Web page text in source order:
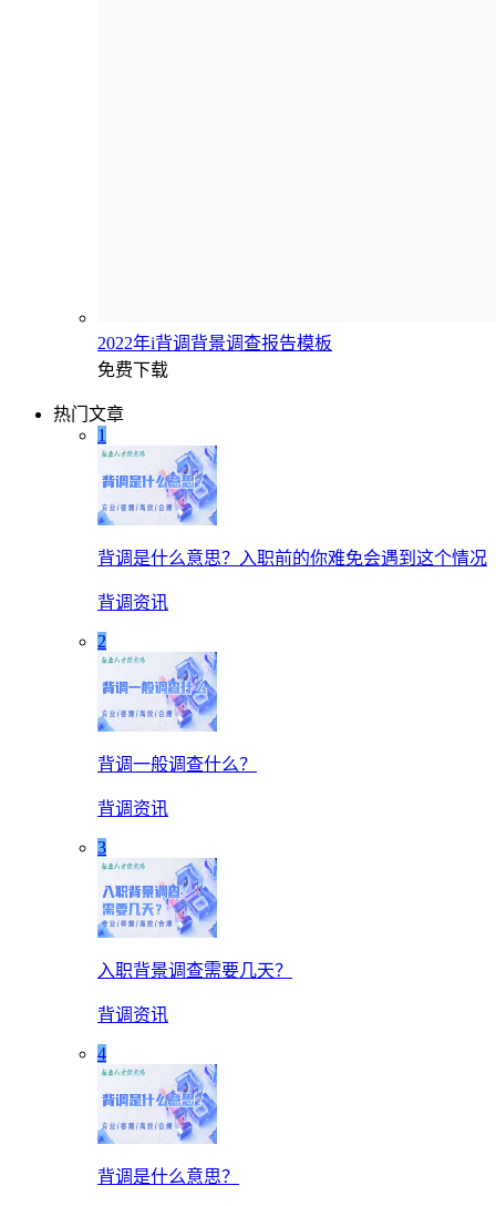
2022年i背调背景调查报告模板
免费下载
热门文章
1
背调是什么意思？入职前的你难免会遇到这个情况
背调资讯
2
背调一般调查什么？
背调资讯
3
入职背景调查需要几天？
背调资讯
4
背调是什么意思？